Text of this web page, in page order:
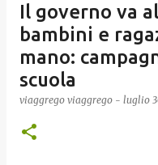
Il governo va
bambini e
mano:
scuola
viaggrego viaggrego - luglio